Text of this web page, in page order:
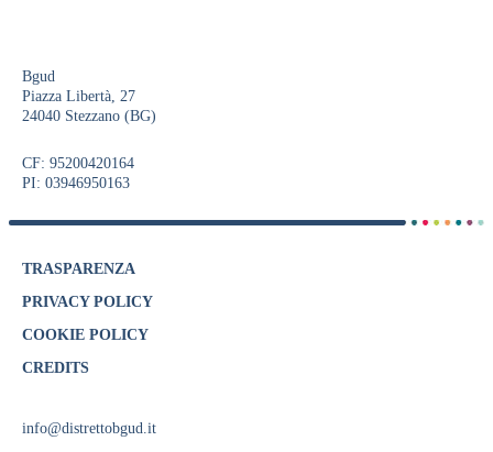
Bgud
Piazza Libertà, 27
24040 Stezzano (BG)
CF: 95200420164
PI: 03946950163
TRASPARENZA
PRIVACY POLICY
COOKIE POLICY
CREDITS
info@distrettobgud.it